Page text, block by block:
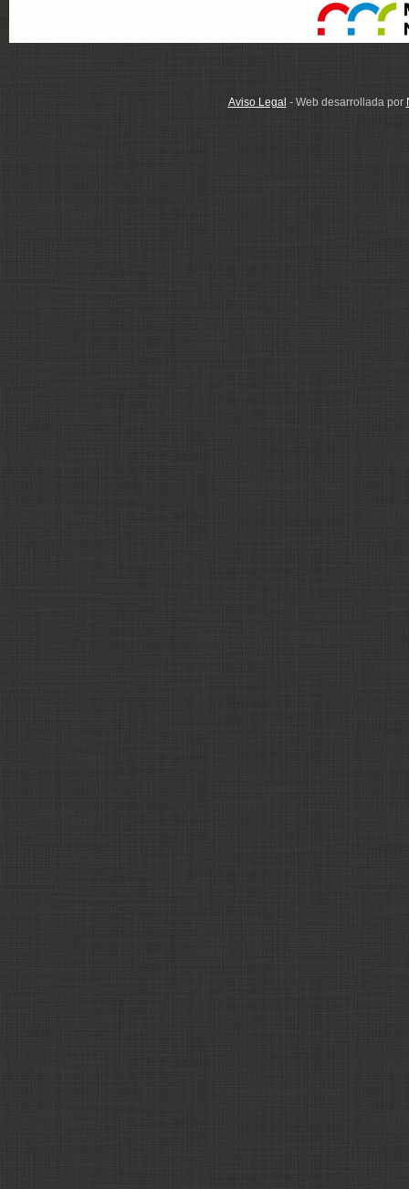
Aviso Legal - Web desarrollada por